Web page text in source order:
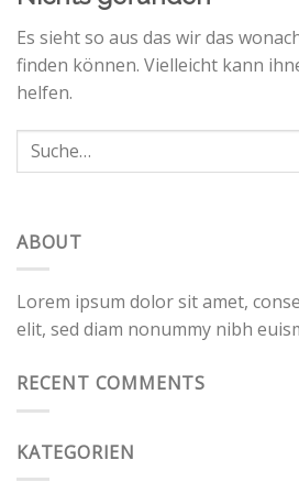
Es sieht so aus das wir das
finden können. Vielleicht kann
helfen.
ABOUT
Lorem ipsum dolor sit amet,
elit, sed diam nonummy nibh
RECENT COMMENTS
KATEGORIEN